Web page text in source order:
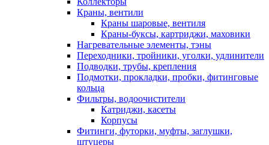
Краны, вентили
Краны шаровые, вентиля
Краны-буксы, картриджи, маховики
Нагревательные элементы, тэны
Переходники, тройники, уголки, удлинители
Подводки, трубы, крепления
Подмотки, прокладки, пробки, фитинговые
кольца
Фильтры, водоочистители
Катриджи, касеты
Корпусы
Фитинги, футорки, муфты, заглушки,
штуцеры